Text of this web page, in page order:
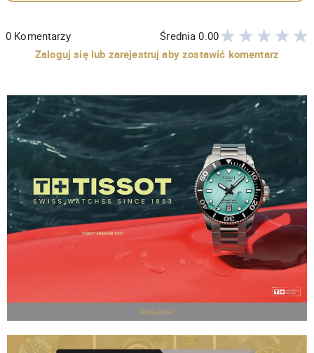
0 Komentarzy Średnia0.00
Zaloguj się lub zarejestruj aby zostawić komentarz
REKLAMA